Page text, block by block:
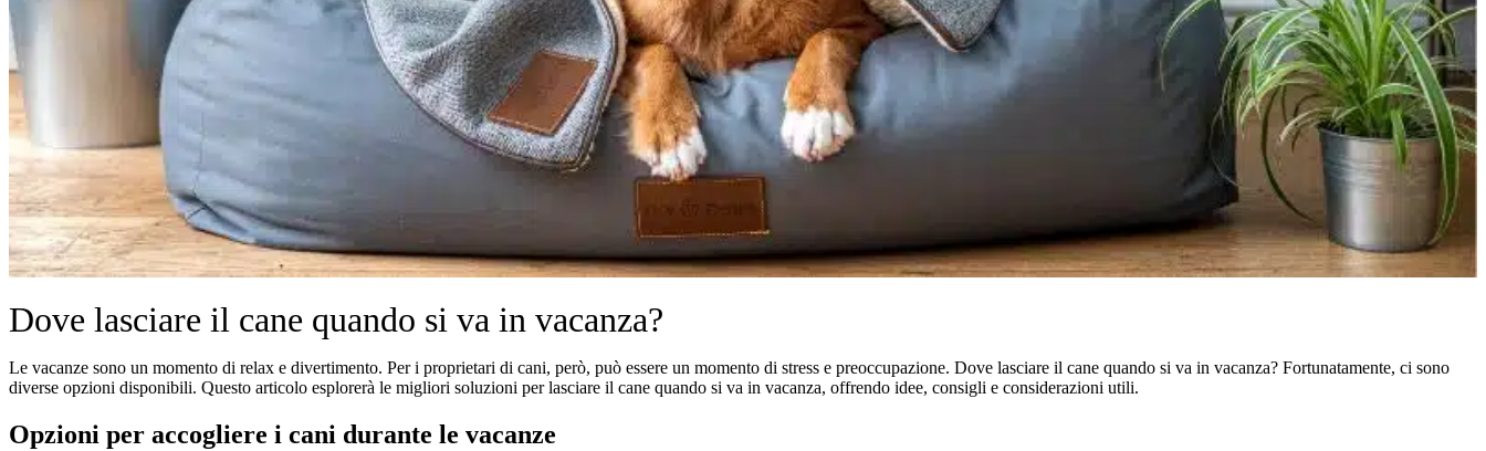
Dove lasciare il cane quando si va in vacanza?
Le vacanze sono un momento di relax e divertimento. Per i proprietari di cani, però, può essere un momento di stress e preoccupazione. Dove lasciare il cane quando si va in vacanza? Fortunatamente, ci sono
diverse opzioni disponibili. Questo articolo esplorerà le migliori soluzioni per lasciare il cane quando si va in vacanza, offrendo idee, consigli e considerazioni utili.
Opzioni per accogliere i cani durante le vacanze